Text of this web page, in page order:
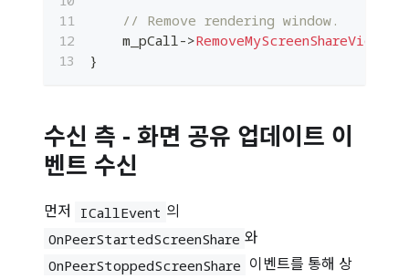
// Remove rendering window.
    m_pCall
->
}
수신 측 - 화면 공유 업데이트 이
벤트 수신
먼저 ICallEvent 의
OnPeerStartedScreenShare 와
OnPeerStoppedScreenShare 이벤트를 통해 상